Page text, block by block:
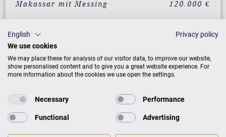
Makassar mit Messing 120.000 €
Messing
Pyramidenmahagoni mit
Messing
Wurzelnussbaum
137.490 €
Pyramidenmahagoni
Chippendale mit Messing
English
Privacy policy
We use cookies
We may place these for analysis of our visitor data, to improve our website,
show personalised content and to give you a great website experience. For
more information about the cookies we use open the settings.
Necessary Performance
Functional Advertising